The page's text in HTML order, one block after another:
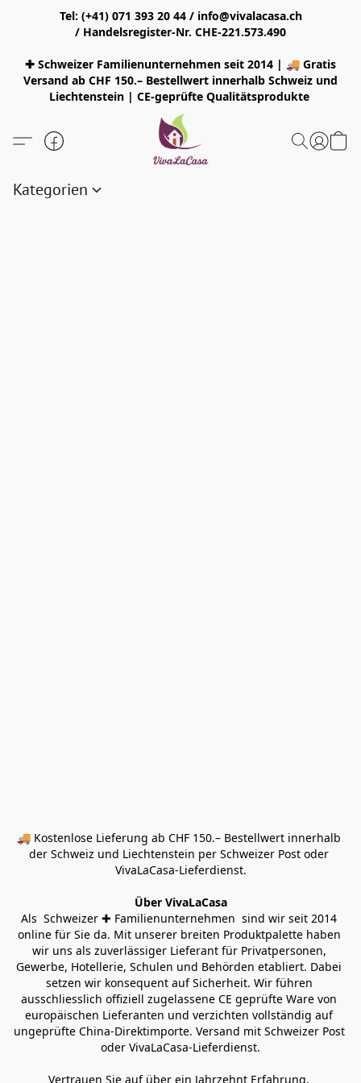
Tel: (+41) 071 393 20 44 / info@vivalacasa.ch
/ Handelsregister-Nr. CHE-221.573.490
✚ Schweizer Familienunternehmen seit 2014 | 🚚 Gratis
Versand ab CHF 150.– Bestellwert innerhalb Schweiz und
Liechtenstein | CE-geprüfte Qualitätsprodukte
Kategorien
🚚 Kostenlose Lieferung ab CHF 150.– Bestellwert innerhalb
der Schweiz und Liechtenstein per Schweizer Post oder
VivaLaCasa-Lieferdienst.
Über VivaLaCasa
Als  Schweizer ✚ Familienunternehmen  sind wir seit 2014
online für Sie da. Mit unserer breiten Produktpalette haben
wir uns als zuverlässiger Lieferant für Privatpersonen,
Gewerbe, Hotellerie, Schulen und Behörden etabliert. Dabei
setzen wir konsequent auf Sicherheit. Wir führen
ausschliesslich offiziell zugelassene CE geprüfte Ware von
europäischen Lieferanten und verzichten vollständig auf
ungeprüfte China-Direktimporte. Versand mit Schweizer Post
oder VivaLaCasa-Lieferdienst.
Vertrauen Sie auf über ein Jahrzehnt Erfahrung,